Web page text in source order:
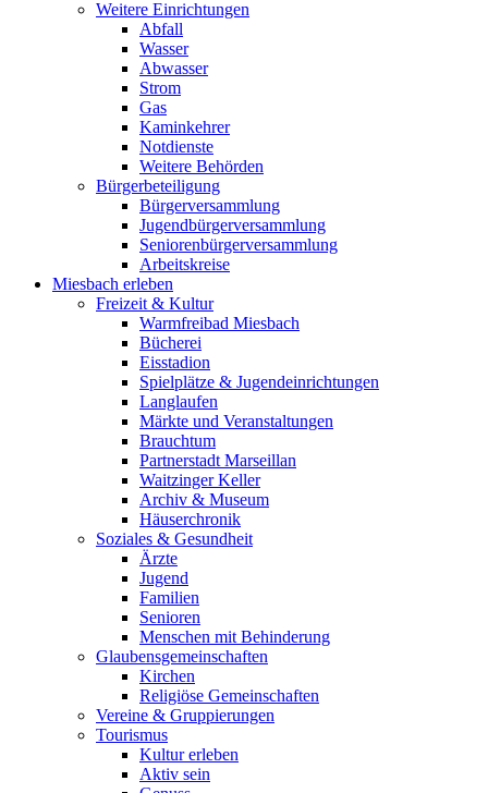
Weitere Einrichtungen
Abfall
Wasser
Abwasser
Strom
Gas
Kaminkehrer
Notdienste
Weitere Behörden
Bürgerbeteiligung
Bürgerversammlung
Jugendbürgerversammlung
Seniorenbürgerversammlung
Arbeitskreise
Miesbach erleben
Freizeit & Kultur
Warmfreibad Miesbach
Bücherei
Eisstadion
Spielplätze & Jugendeinrichtungen
Langlaufen
Märkte und Veranstaltungen
Brauchtum
Partnerstadt Marseillan
Waitzinger Keller
Archiv & Museum
Häuserchronik
Soziales & Gesundheit
Ärzte
Jugend
Familien
Senioren
Menschen mit Behinderung
Glaubensgemeinschaften
Kirchen
Religiöse Gemeinschaften
Vereine & Gruppierungen
Tourismus
Kultur erleben
Aktiv sein